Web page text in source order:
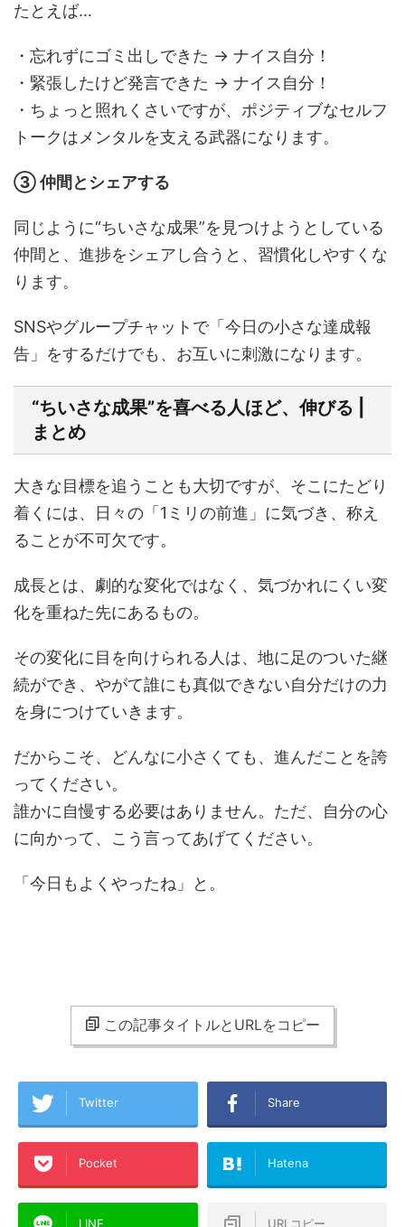
たとえば…
・忘れずにゴミ出しできた → ナイス自分！
・緊張したけど発言できた → ナイス自分！
・ちょっと照れくさいですが、ポジティブなセルフ
トークはメンタルを支える武器になります。
③ 仲間とシェアする
同じように“ちいさな成果”を見つけようとしている
仲間と、進捗をシェアし合うと、習慣化しやすくな
ります。
SNSやグループチャットで「今日の小さな達成報
告」をするだけでも、お互いに刺激になります。
“ちいさな成果”を喜べる人ほど、伸びる |
まとめ
大きな目標を追うことも大切ですが、そこにたどり
着くには、日々の「1ミリの前進」に気づき、称え
ることが不可欠です。
成長とは、劇的な変化ではなく、気づかれにくい変
化を重ねた先にあるもの。
その変化に目を向けられる人は、地に足のついた継
続ができ、やがて誰にも真似できない自分だけの力
を身につけていきます。
だからこそ、どんなに小さくても、進んだことを誇
ってください。
誰かに自慢する必要はありません。ただ、自分の心
に向かって、こう言ってあげてください。
「今日もよくやったね」と。
この記事タイトルとURLをコピー
Twitter Share
Pocket Hatena
LINE URLコピー